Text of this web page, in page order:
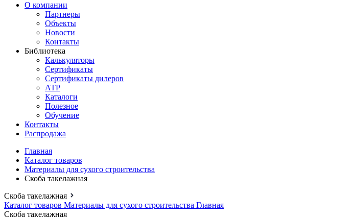
О компании
Партнеры
Объекты
Новости
Контакты
Библиотека
Калькуляторы
Сертификаты
Сертификаты дилеров
АТР
Каталоги
Полезное
Обучение
Контакты
Распродажа
Главная
Каталог товаров
Материалы для сухого строительства
Скоба такелажная
Скоба такелажная
Каталог товаров Материалы для сухого строительства Главная
Скоба такелажная